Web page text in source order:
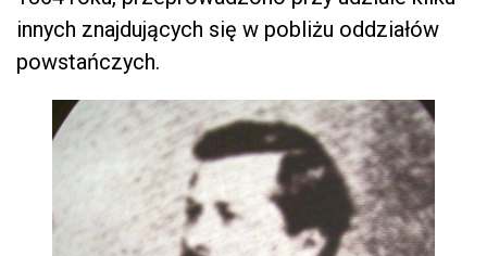
innych znajdujących się w pobliżu oddziałów
powstańczych.